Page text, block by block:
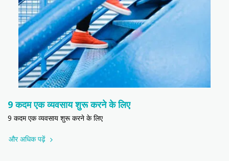
9 कदम एक व्यवसाय शुरू करने के लिए
9 कदम एक व्यवसाय शुरू करने के लिए
और अधिक पढ़ें